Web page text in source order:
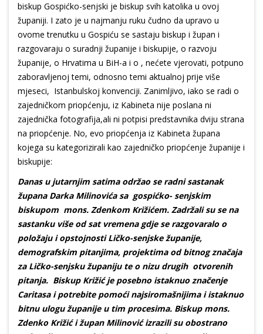
biskup Gospićko-senjski je biskup svih katolika u ovoj
županiji. I zato je u najmanju ruku čudno da upravo u
ovome trenutku u Gospiću se sastaju biskup i župan i
razgovaraju o suradnji županije i biskupije, o razvoju
županije, o Hrvatima u BiH-a i o , nećete vjerovati, potpuno
zaboravljenoj temi, odnosno temi aktualnoj prije više
mjeseci, Istanbulskoj konvenciji. Zanimljivo, iako se radi o
zajedničkom priopćenju, iz Kabineta nije poslana ni
zajednička fotografija,ali ni potpisi predstavnika dviju strana
na priopćenje. No, evo priopćenja iz Kabineta župana
kojega su kategorizirali kao zajedničko priopćenje županije i
biskupije:
Danas u jutarnjim satima održao se radni sastanak
župana Darka Milinovića sa gospićko-senjskim
biskupom mons. Zdenkom Križićem. Zadržali su se na
sastanku više od sat vremena gdje se razgovaralo o
položaju i opstojnosti Ličko-senjske županije,
demografskim pitanjima, projektima od bitnog značaja
za Ličko-senjsku županiju te o nizu drugih otvorenih
pitanja. Biskup Križić je posebno istaknuo značenje
Caritasa i potrebite pomoći najsiromašnijima i istaknuo
bitnu ulogu županije u tim procesima. Biskup mons.
Zdenko Križić i župan Milinović izrazili su obostrano